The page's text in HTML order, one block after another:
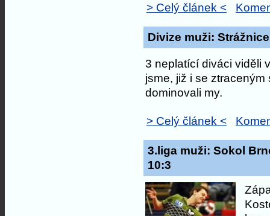
> Celý článek <
Divize muži:
3 neplatící diváci viděli
jsme, již i se
dominovali my.
> Celý článek <
3.liga muži: Sokol
10:3